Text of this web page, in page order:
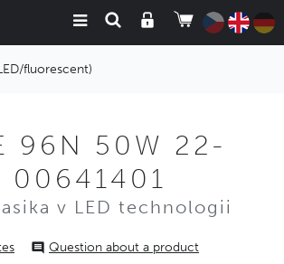
fluorescent)
96N 50W 22-
00641401
v LED technologii
Question about a product